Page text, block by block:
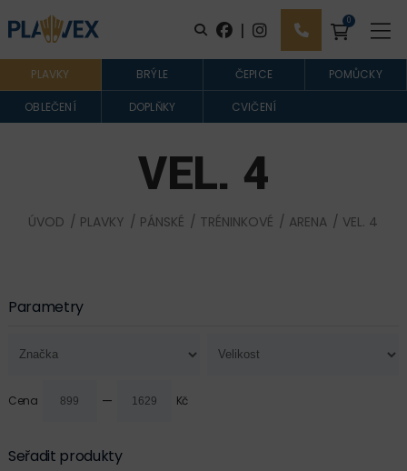
| 0
PLAVKY BRÝLE ČEPICE POMŮCKY
OBLEČENÍ DOPLŇKY CVIČENÍ
VEL. 4
ÚVOD / PLAVKY / PÁNSKÉ / TRÉNINKOVÉ / ARENA / VEL. 4
Parametry
Cena — Kč
Seřadit produkty